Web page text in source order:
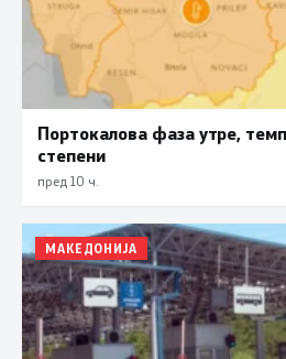
Портокалова фаза утре,
степени
пред 10 ч.
МАКЕДОНИЈА